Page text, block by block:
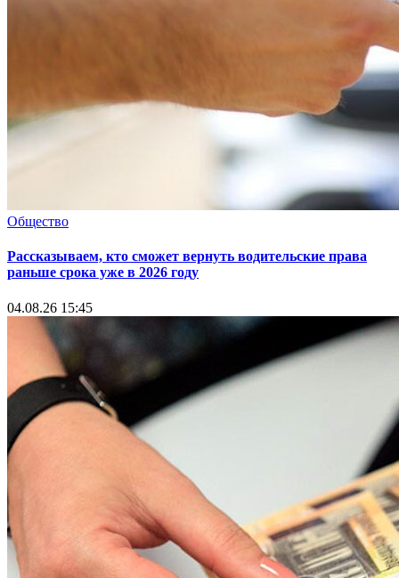
Общество
Рассказываем, кто сможет вернуть водительские права
раньше срока уже в 2026 году
04.08.26 15:45